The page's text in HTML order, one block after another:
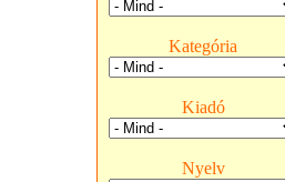
Kategória
Kiadó
Nyelv